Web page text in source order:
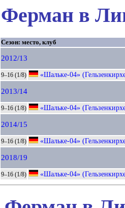
в
Сезон: место, клуб
2012/13
9–16 (1/8) «Шальке-04»
2013/14
9–16 (1/8) «Шальке-04»
2014/15
9–16 (1/8) «Шальке-04»
2018/19
9–16 (1/8) «Шальке-04»